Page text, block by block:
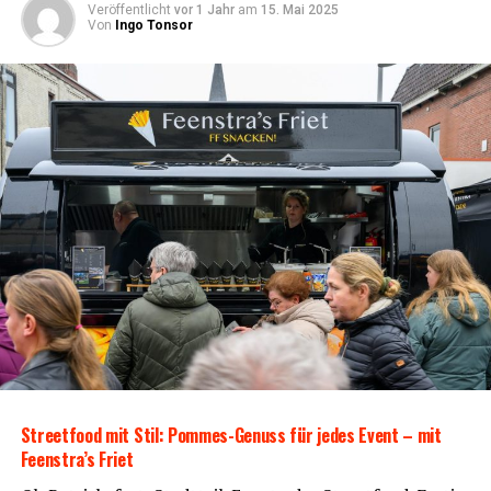
Rain­bow Events – Ihr Event Pla­ner in Ost­fries­land für
unver­gess­li­che Geschäftsveranstaltungen
Unser Zeltverleih-Angebot:
Zel­te in ver­schie­de­nen Grö­ßen und
Ausführungen
verlegbar
Veröffentlicht vor 1 Jahr am 15. Mai 2025
Von Ingo Tonsor
Street­food mit Stil: Pom­mes-Genuss für jedes Event – mit
Feenstra’s Friet